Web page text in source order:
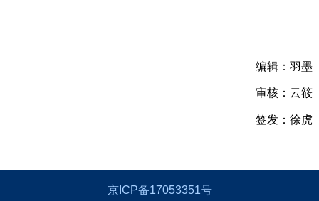
编辑：羽墨
审核：云筱
签发：徐虎
京ICP备17053351号